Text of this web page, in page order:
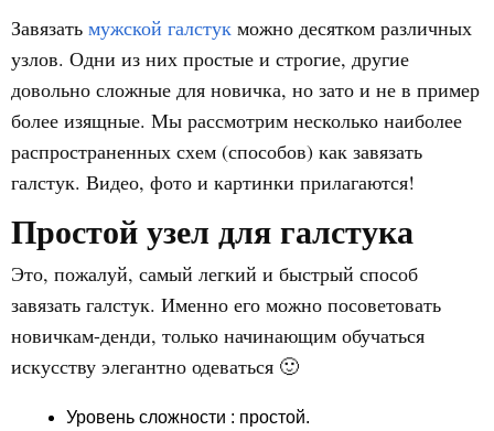
Завязать мужской галстук можно десятком различных
узлов. Одни из них простые и строгие, другие
довольно сложные для новичка, но зато и не в пример
более изящные. Мы рассмотрим несколько наиболее
распространенных схем (способов) как завязать
галстук. Видео, фото и картинки прилагаются!
Простой узел для галстука
Это, пожалуй, самый легкий и быстрый способ
завязать галстук. Именно его можно посоветовать
новичкам-денди, только начинающим обучаться
искусству элегантно одеваться 🙂
Уровень сложности : простой.